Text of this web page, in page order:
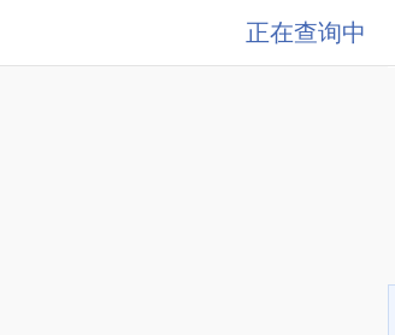
正在查询中